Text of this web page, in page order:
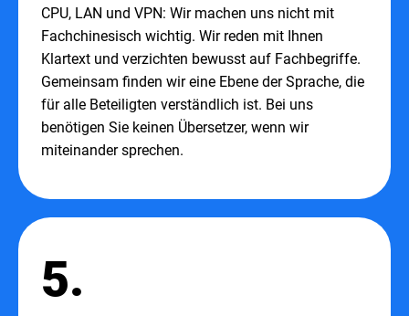
CPU, LAN und VPN: Wir machen uns nicht mit
Fachchinesisch wichtig. Wir reden mit Ihnen
Klartext und verzichten bewusst auf Fachbegriffe.
Gemeinsam finden wir eine Ebene der Sprache, die
für alle Beteiligten verständlich ist. Bei uns
benötigen Sie keinen Übersetzer, wenn wir
miteinander sprechen.
5.